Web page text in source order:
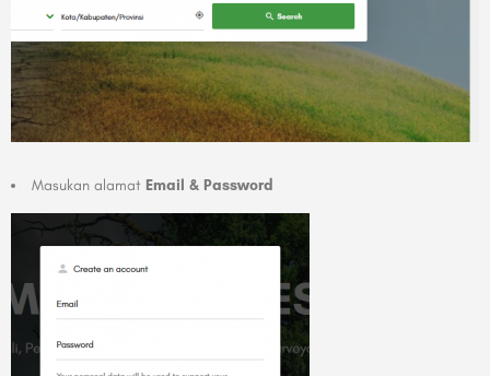
Masukan alamat Email & Password